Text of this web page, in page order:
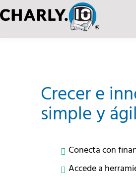
Crecer e
simple y ágil
Conecta con
Accede a